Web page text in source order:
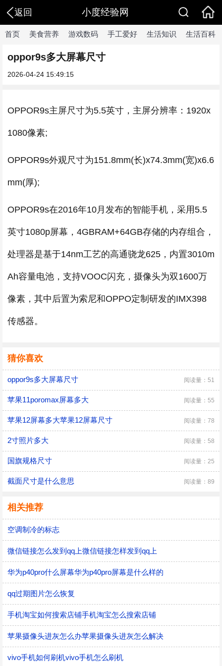
返回 小度经验网
首页 美食营养 游戏数码 手工爱好 生活知识 生活百科
oppor9s多大屏幕尺寸
2026-04-24 15:49:15
OPPOR9s主屏尺寸为5.5英寸，主屏分辨率：1920x
1080像素;
OPPOR9s外观尺寸为151.8mm(长)x74.3mm(宽)x6.6
mm(厚);
OPPOR9s在2016年10月发布的智能手机，采用5.5
英寸1080p屏幕，4GBRAM+64GB存储的内存组合，
处理器是基于14nm工艺的高通骁龙625，内置3010m
Ah容量电池，支持VOOC闪充，摄像头为双1600万
像素，其中后置为索尼和OPPO定制研发的IMX398
传感器。
猜你喜欢
oppor9s多大屏幕尺寸 阅读量：51
苹果11poromax屏幕多大 阅读量：55
苹果12屏幕多大苹果12屏幕尺寸 阅读量：78
2寸照片多大 阅读量：58
国旗规格尺寸 阅读量：25
截面尺寸是什么意思 阅读量：89
相关推荐
空调制冷的标志
微信链接怎么发到qq上微信链接怎样发到qq上
华为p40pro什么屏幕华为p40pro屏幕是什么样的
qq过期图片怎么恢复
手机淘宝如何搜索店铺手机淘宝怎么搜索店铺
苹果摄像头进灰怎么办苹果摄像头进灰怎么解决
vivo手机如何刷机vivo手机怎么刷机